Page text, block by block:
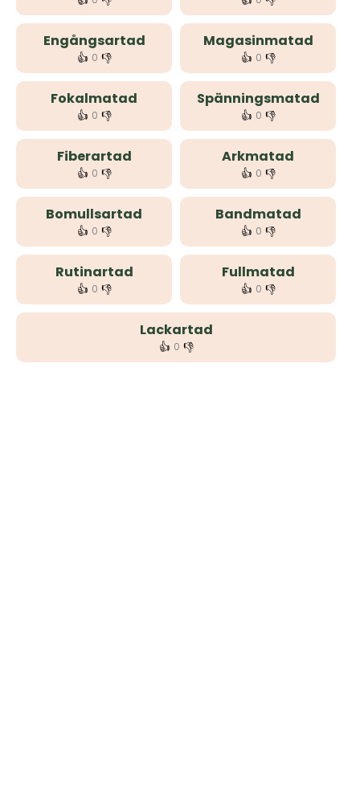
Engångsartad
👍 0 👎
Magasinmatad
👍 0 👎
Fokalmatad
👍 0 👎
Spänningsmatad
👍 0 👎
Fiberartad
👍 0 👎
Arkmatad
👍 0 👎
Bomullsartad
👍 0 👎
Bandmatad
👍 0 👎
Rutinartad
👍 0 👎
Fullmatad
👍 0 👎
Lackartad
👍 0 👎